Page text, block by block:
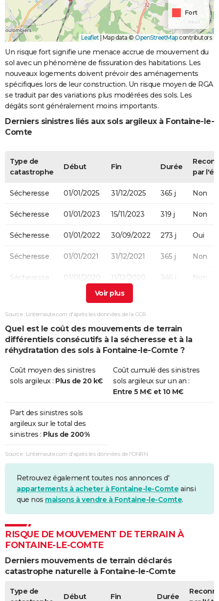
Fort
Leaflet Map data © OpenStreetMapcontributors
Un risque fort signifie une menace accrue de mouvement du
sol avec un phénomène de fissuration des habitations. Les
nouveaux logements doivent prévoir des aménagements
spécifiques lors de leur construction. Un risque moyen de RGA
se traduit par des variations plus modérées des sols. Les
dégâts sont généralement moins importants.
Derniers sinistres liés aux sols argileux à Fontaine-le-
Comte
Type de
catastrophe
Début Fin Durée
par
Sécheresse 01/01/2025 31/12/2025 365 j Non
Sécheresse 01/01/2023 15/11/2023 319 j Non
Sécheresse 01/01/2022 30/09/2022 273 j Oui
Sécheresse 01/01/2021 31/12/2021 365 j Non
Sécheresse 01/01/2020 11/12/2020 346 j Non
15/06/2018
Sécheresse 01/04/2017 31/12/2017 275 j
Sécheresse 01/04/2015 31/12/2015 275 j
Sécheresse 01/07/2011
Sécheresse 01/05/2009 31/10/2009 184 j Non
Sécheresse 01/01/2005 31/03/2005 90 j
Sécheresse 01/10/1996 30/09/1998 730 j
Sécheresse 01/01/1994 30/09/1996 1004 j Oui
Source : Linternaute.com d'après les données de la CCR
Quel est le coût des mouvements de terrain
différentiels consécutifs à la sécheresse et à la
réhydratation des sols à Fontaine-le-Comte ?
Coût moyen des sinistres
sols argileux : Plus de 20 k€
Coût cumulé des sinistres
sols argileux sur un an :
Entre 5 M€ et 10 M€
Part des sinistres sols
argileux sur le total des
sinistres : Plus de 200%
Source : Linternaute.com d'après les données de l'ONRN
Retrouvez également toutes nos annonces d'
appartements à acheter à Fontaine-le-Comte ainsi
que nos maisons à vendre à Fontaine-le-Comte.
RISQUE DE MOUVEMENT DE TERRAIN À
FONTAINE-LE-COMTE
Derniers mouvements de terrain déclarés
catastrophe naturelle à Fontaine-le-Comte
Type de
Début Fin Durée